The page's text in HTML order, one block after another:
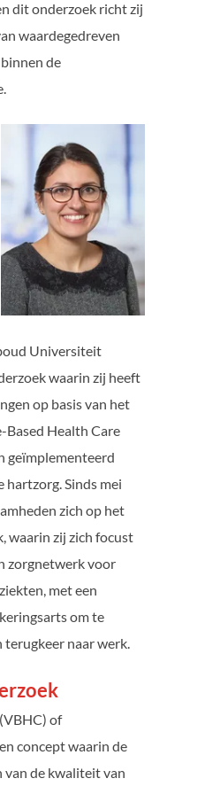
dit onderzoek richt zij
waardegedreven
de
Universiteit
waarin zij heeft
op basis van het
Based Health Care
geïmplementeerd
hartzorg. Sinds mei
zich op het
waarin zij zich focust
zorgnetwerk voor
met een
om te
naar werk.
of
concept waarin de
van de kwaliteit van